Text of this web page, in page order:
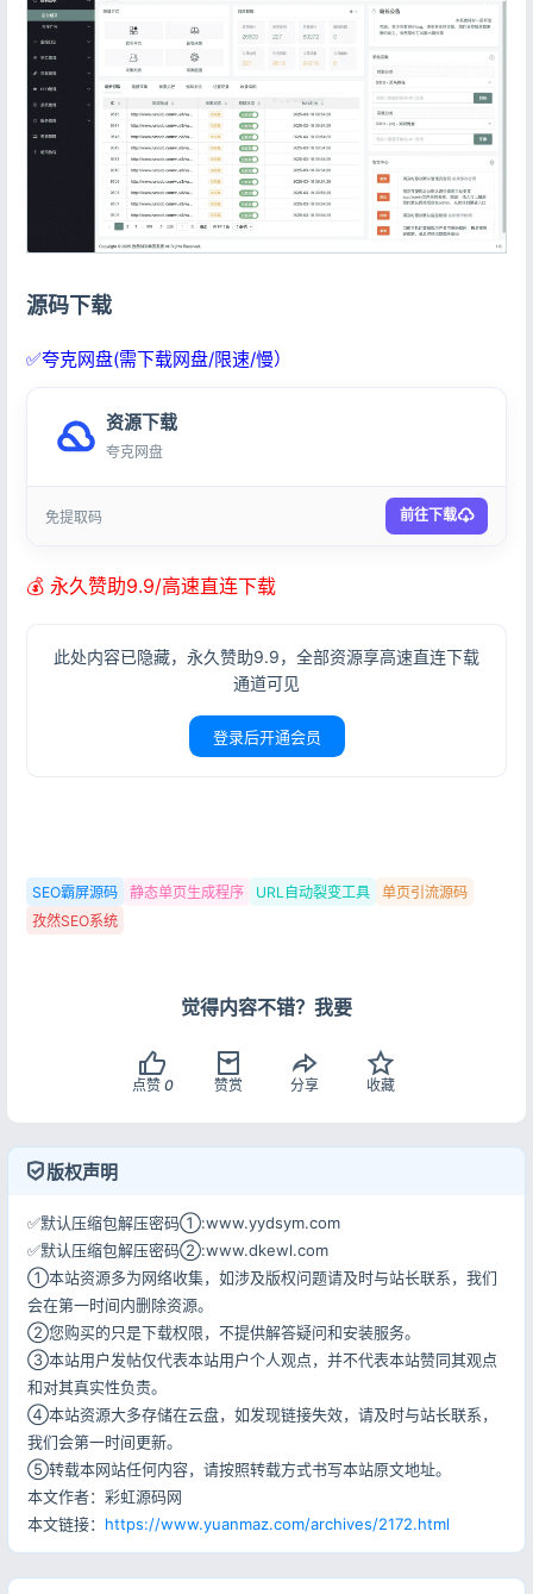
源码下载
✅夸克网盘(需下载网盘/限速/慢）
资源下载
夸克网盘
免提取码 前往下载
💰 永久赞助9.9/高速直连下载
此处内容已隐藏，永久赞助9.9，全部资源享高速直连下载
通道可见
登录后开通会员
SEO霸屏源码 静态单页生成程序 URL自动裂变工具
单页引流源码
孜然SEO系统
觉得内容不错？我要
点赞 0 赞赏 分享 收藏
版权声明
✅默认压缩包解压密码①:www.yydsym.com
✅默认压缩包解压密码②:www.dkewl.com
①本站资源多为网络收集，如涉及版权问题请及时与站长联系，我们
会在第一时间内删除资源。
②您购买的只是下载权限，不提供解答疑问和安装服务。
③本站用户发帖仅代表本站用户个人观点，并不代表本站赞同其观点
和对其真实性负责。
④本站资源大多存储在云盘，如发现链接失效，请及时与站长联系，
我们会第一时间更新。
⑤转载本网站任何内容，请按照转载方式书写本站原文地址。
本文作者：彩虹源码网
本文链接： https://www.yuanmaz.com/archives/2172.html
记住登录 忘记密码?
用户协议 隐私政策